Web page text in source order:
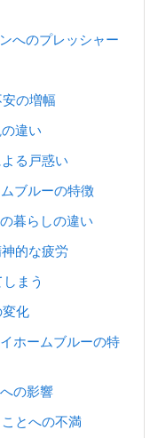
へのプレッシャー
の増幅
違い
る戸惑い
ブルーの特徴
暮らしの違い
的な疲労
まう
化
ホームブルーの特
の影響
とへの不満